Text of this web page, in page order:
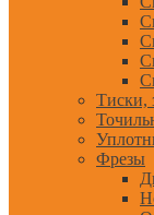
Тиски,
Фрезы